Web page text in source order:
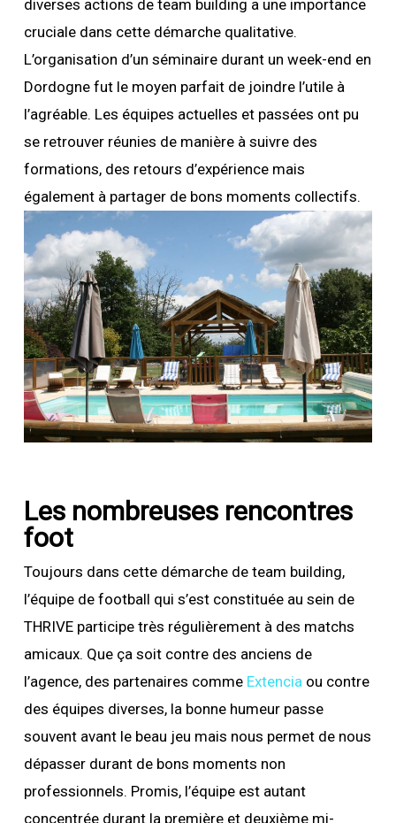
diverses actions de team building a une importance
cruciale dans cette démarche qualitative.
L’organisation d’un séminaire durant un week-end en
Dordogne fut le moyen parfait de joindre l’utile à
l’agréable. Les équipes actuelles et passées ont pu
se retrouver réunies de manière à suivre des
formations, des retours d’expérience mais
également à partager de bons moments collectifs.
Les nombreuses rencontres
foot
Toujours dans cette démarche de team building,
l’équipe de football qui s’est constituée au sein de
THRIVE participe très régulièrement à des matchs
amicaux. Que ça soit contre des anciens de
l’agence, des partenaires comme Extenciaou contre
des équipes diverses, la bonne humeur passe
souvent avant le beau jeu mais nous permet de nous
dépasser durant de bons moments non
professionnels. Promis, l’équipe est autant
concentrée durant la première et deuxième mi-